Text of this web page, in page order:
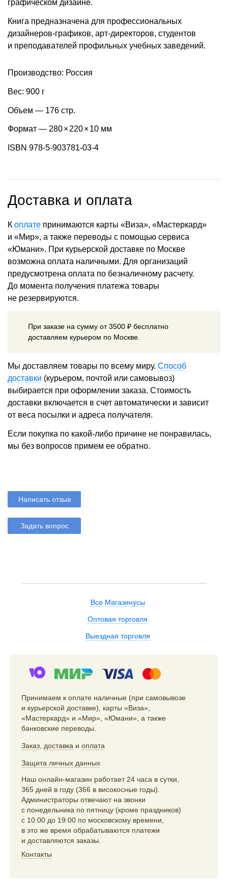
графическом дизайне.
Книга предназначена для профессиональных
дизайнеров-графиков, арт-директоров, студентов
и преподавателей профильных учебных заведений.
Производство: Россия
Вес: 900 г
Объем — 176 стр.
Формат — 280× 220× 10 мм
ISBN 978-5-903781-03-4
Доставка и оплата
К оплате принимаются карты «Виза», «Мастеркард»
и «Мир», а также переводы с помощью сервиса
«Юмани». При курьерской доставке по Москве
возможна оплата наличными. Для организаций
предусмотрена оплата по безналичному расчету.
До момента получения платежа товары
не резервируются.
При заказе на сумму от 3500 ₽ бесплатно
доставляем курьером по Москве.
Мы доставляем товары по всему миру. Способ
доставки (курьером, почтой или самовывоз)
выбирается при оформлении заказа. Стоимость
доставки включается в счет автоматически и зависит
от веса посылки и адреса получателя.
Если покупка по какой-либо причине не понравилась,
мы без вопросов примем ее обратно.
Написать отзыв
Задать вопрос
Все Магазинусы
Оптовая торговля
Выездная торговля
Принимаем к оплате наличные (при самовывозе
и курьерской доставке), карты «Виза»,
«Мастеркард» и «Мир», «Юмани», а также
банковские переводы.
Заказ доставка и оплата
Защита личных данных
Наш онлайн-магазин работает 24 часа в сутки,
365 дней в году (366 в високосные годы).
Администраторы отвечают на звонки
с понедельника по пятницу (кроме праздников)
с 10:00 до 19:00 по московскому времени,
в это же время обрабатываются платежи
и доставляются заказы.
Контакты